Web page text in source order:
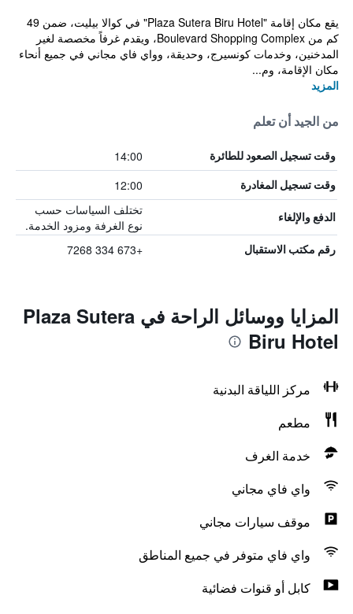
يقع مكان إقامة "Plaza Sutera Biru Hotel" في كوالا بيليت، ضمن 49
كم من Boulevard Shopping Complex، ويقدم غرفاً مخصصة لغير
المدخنين، وخدمات كونسيرج، وحديقة، وواي فاي مجاني في جميع أنحاء
مكان الإقامة، وم...
المزيد
من الجيد أن تعلم
وقت تسجيل الصعود للطائرة 14:00
وقت تسجيل المغادرة 12:00
الدفع والإلغاء
تختلف السياسات حسب
نوع الغرفة ومزود الخدمة.
رقم مكتب الاستقبال +673 334 7268
المزايا ووسائل الراحة في Plaza Sutera
Biru Hotel
مركز اللياقة البدنية
مطعم
خدمة الغرف
واي فاي مجاني
موقف سيارات مجاني
واي فاي متوفر في جميع المناطق
كابل أو قنوات فضائية